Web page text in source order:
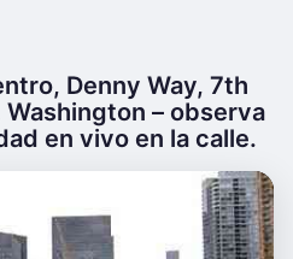
Denny Way, 7th
– observa
en vivo en la calle.